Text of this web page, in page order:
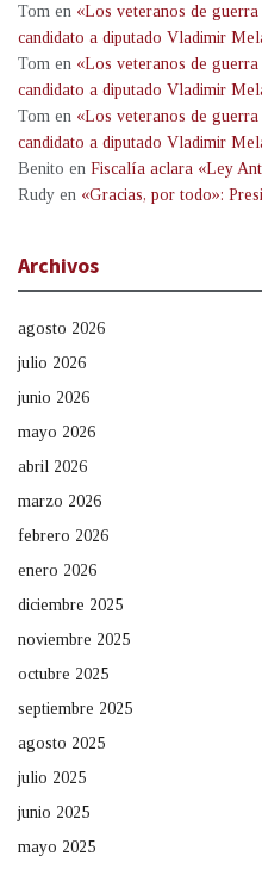
Tom en «Los veteranos de
candidato a diputado Vladimir
Tom en «Los veteranos de
candidato a diputado Vladimir
Tom en «Los veteranos de
candidato a diputado Vladimir
Benito en Fiscalía aclara «Ley
Rudy en «Gracias, por todo»:
Archivos
agosto 2026
julio 2026
junio 2026
mayo 2026
abril 2026
marzo 2026
febrero 2026
enero 2026
diciembre 2025
noviembre 2025
octubre 2025
septiembre 2025
agosto 2025
julio 2025
junio 2025
mayo 2025